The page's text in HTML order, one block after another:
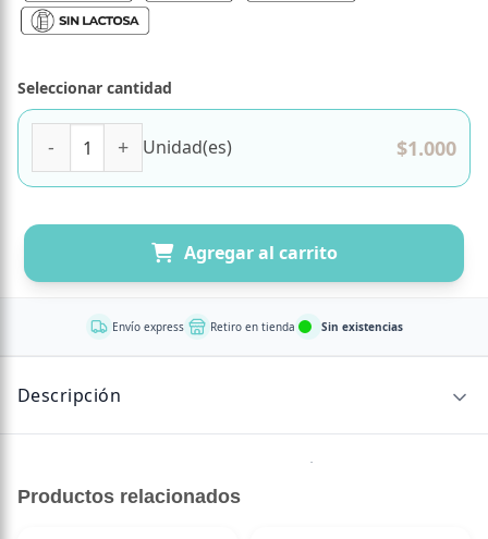
Seleccionar cantidad
Unidad(es) $1.000
Agregar al carrito
Envío express Retiro en tienda Sin existencias
Descripción
Comer igual de rico y sin sellos no será un impedimento.
Sabor y textura es el de una galleta común, pero muy
Productos relacionados